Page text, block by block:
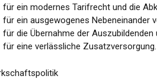
für ein modernes Tarifrecht und die
für ein ausgewogenes Nebeneinander
für die Übernahme der
für eine verlässliche